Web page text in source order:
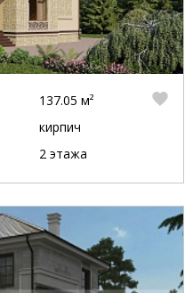
137.05 м²
кирпич
2 этажа